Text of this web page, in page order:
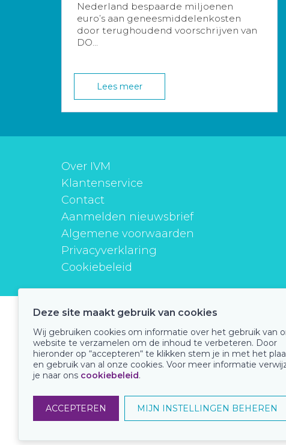
Nederland bespaarde miljoenen
euro’s aan geneesmiddelenkosten
door terughoudend voorschrijven van
DO...
Lees meer
Over IVM
Klantenservice
Contact
Aanmelden nieuwsbrief
Algemene voorwaarden
Privacyverklaring
Cookiebeleid
instituutverantwoordmedicijngebruik
Onze keurmerken
Deze site maakt gebruik van cookies
Wij gebruiken cookies om informatie over het gebruik van
website te verzamelen om de inhoud te verbeteren. Door
hieronder op “accepteren“ te klikken stem je in met het
en gebruik van al onze cookies. Voor meer informatie
je naar ons cookiebeleid.
ACCEPTEREN MIJN INSTELLINGEN BEHEREN